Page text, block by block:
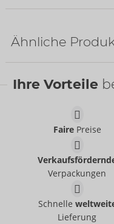
Cottelli PARTY- ORION Brand
Ähnliche
- ORION Brand
Ihre Vorteile
FairePreise
Verpackungen
Schnelle
Lieferung